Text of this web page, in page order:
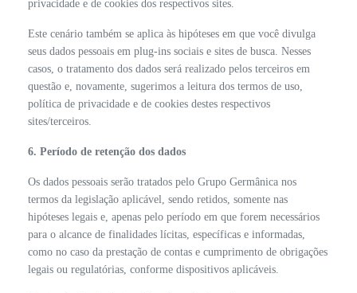
privacidade e de cookies dos respectivos sites.
Este cenário também se aplica às hipóteses em que você divulga
seus dados pessoais em plug-ins sociais e sites de busca. Nesses
casos, o tratamento dos dados será realizado pelos terceiros em
questão e, novamente, sugerimos a leitura dos termos de uso,
política de privacidade e de cookies destes respectivos
sites/terceiros.
6. Período de retenção dos dados
Os dados pessoais serão tratados pelo Grupo Germânica nos
termos da legislação aplicável, sendo retidos, somente nas
hipóteses legais e, apenas pelo período em que forem necessários
para o alcance de finalidades lícitas, específicas e informadas,
como no caso da prestação de contas e cumprimento de obrigações
legais ou regulatórias, conforme dispositivos aplicáveis.